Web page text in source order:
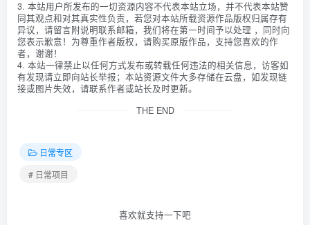
3. 本站用户所发布的一切资源内容不代表本站立场，并不代表本站赞
同其观点和对其真实性负责，若您对本站所载资源作品版权归属存有
异议，请留言附说明联系邮箱，我们将在第一时间予以处理 ，同时向
您表示歉意！为尊重作者版权，请购买原版作品，支持您喜欢的作
者，谢谢！
4. 本站一律禁止以任何方式发布或转载任何违法的相关信息，访客如
有发现请立即向站长举报；本站资源文件大多存储在云盘，如发现链
接或图片失效，请联系作者或站长及时更新。
THE END
日常专区
# 日常项目
喜欢就支持一下吧